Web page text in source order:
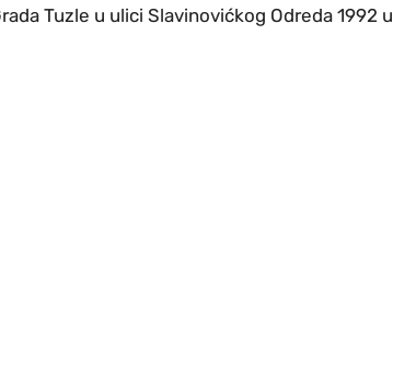
Tuzle u ulici Slavinovićkog Odreda 1992 u